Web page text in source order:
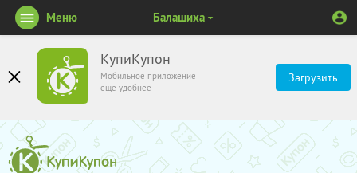
КупиКупон
Мобильное приложение
ещё удобнее
Загрузить
Меню Балашиха